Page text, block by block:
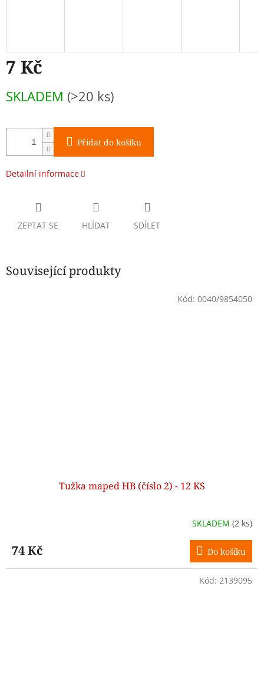
7 Kč
cena:
SKLADEM (>20 ks)
Přidat do košíku
Detailní informace
ZEPTAT SE HLÍDAT SDÍLET
Související produkty
Tužka maped HB (číslo 2) - 12 KS
SKLADEM (2 ks)
74 Kč Do košíku
Kód: 0040/9854050
Kód: 2139095